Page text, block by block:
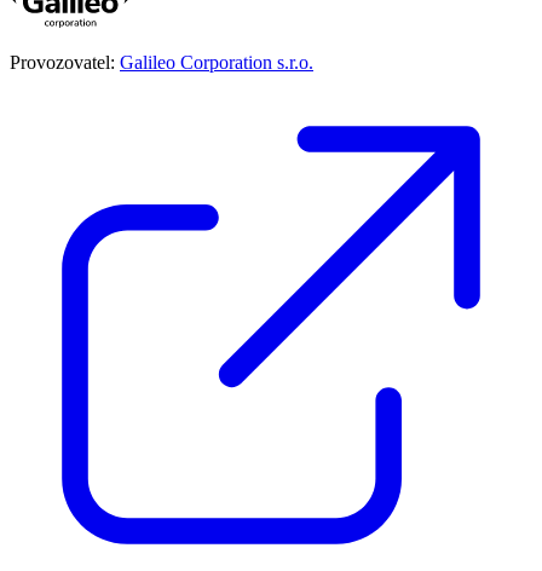
Provozovatel: Galileo Corporation s.r.o.